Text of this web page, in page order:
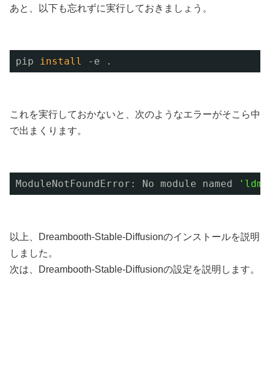
あと、以下も忘れずに実行しておきましょう。
pip install -e .
これを実行しておかないと、次のようなエラーがそこら中
で出まくります。
ModuleNotFoundError: No module named 'ldm'
以上、Dreambooth-Stable-Diffusionのインストールを説明
しました。
次は、Dreambooth-Stable-Diffusionの設定を説明します。